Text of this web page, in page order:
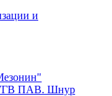
и
ПАВ. Шнур